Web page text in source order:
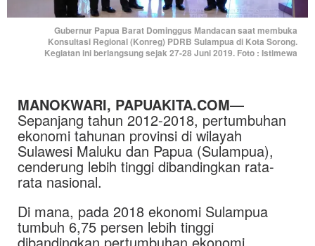
Gubernur Papua Barat Dominggus Mandacan saat membuka
Konsultasi Regional (Konreg) PDRB Sulampua di Kota Sorong.
Kegiatan ini berlangsung sejak 27-28 Juni 2019. Foto : Istimewa
MANOKWARI, PAPUAKITA.COM—
Sepanjang tahun 2012-2018, pertumbuhan
ekonomi tahunan provinsi di wilayah
Sulawesi Maluku dan Papua (Sulampua),
cenderung lebih tinggi dibandingkan rata-
rata nasional.
Di mana, pada 2018 ekonomi Sulampua
tumbuh 6,75 persen lebih tinggi